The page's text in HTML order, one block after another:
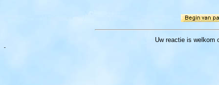
Uw reactie is welkom
-